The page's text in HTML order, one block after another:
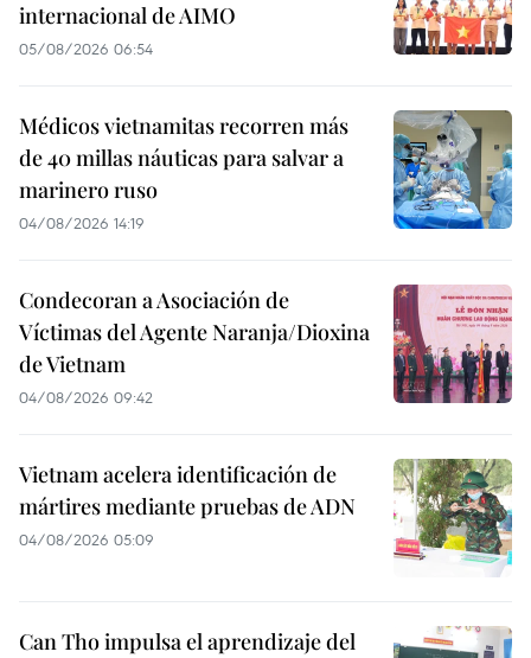
internacional de AIMO
05/08/2026 06:54
Médicos vietnamitas recorren más
de 40 millas náuticas para salvar a
marinero ruso
04/08/2026 14:19
Condecoran a Asociación de
Víctimas del Agente Naranja/Dioxina
de Vietnam
04/08/2026 09:42
Vietnam acelera identificación de
mártires mediante pruebas de ADN
04/08/2026 05:09
Can Tho impulsa el aprendizaje del